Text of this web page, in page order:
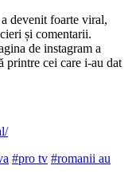
devenit foarte viral,
și comentarii.
de instagram a
printre cei care i-au dat
#pro tv #romanii au